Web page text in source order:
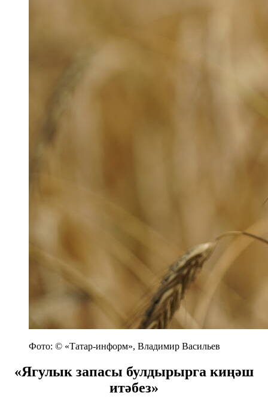
Фото: © «Татар-информ», Владимир Васильев
«Ягулык запасы булдырырга киңәш
итәбез»